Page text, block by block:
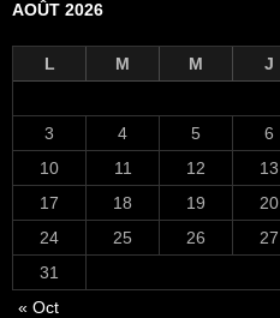
AOÛT 2026
L M M J
3
4 5 6
10
11 12 13
17
18 19 20
24
25 26 27
31
« Oct